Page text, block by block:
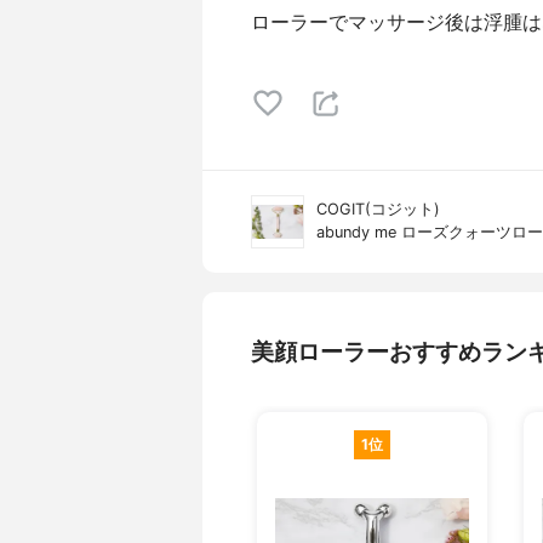
ローラーでマッサージ後は浮腫
COGIT(コジット)
abundy me ローズクォーツロ
美顔ローラーおすすめラン
1位